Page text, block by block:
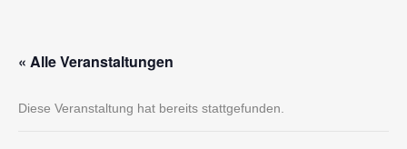
« Alle Veranstaltungen
Diese Veranstaltung hat bereits stattgefunden.